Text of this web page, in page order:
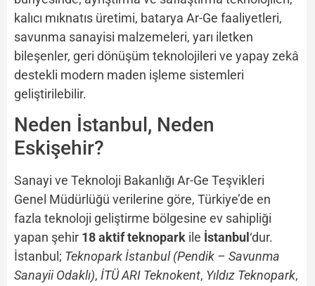
kalıcı mıknatıs üretimi, batarya Ar-Ge faaliyetleri,
savunma sanayisi malzemeleri, yarı iletken
bileşenler, geri dönüşüm teknolojileri ve yapay zekâ
destekli modern maden işleme sistemleri
geliştirilebilir.
Neden İstanbul, Neden
Eskişehir?
Sanayi ve Teknoloji Bakanlığı Ar-Ge Teşvikleri
Genel Müdürlüğü verilerine göre, Türkiye’de en
fazla teknoloji geliştirme bölgesine ev sahipliği
yapan şehir 18 aktif teknopark ile İstanbul ‘dur.
İstanbul; Teknopark İstanbul (Pendik – Savunma
Sanayii Odaklı), İTÜ ARI Teknokent, Yıldız Teknopark,